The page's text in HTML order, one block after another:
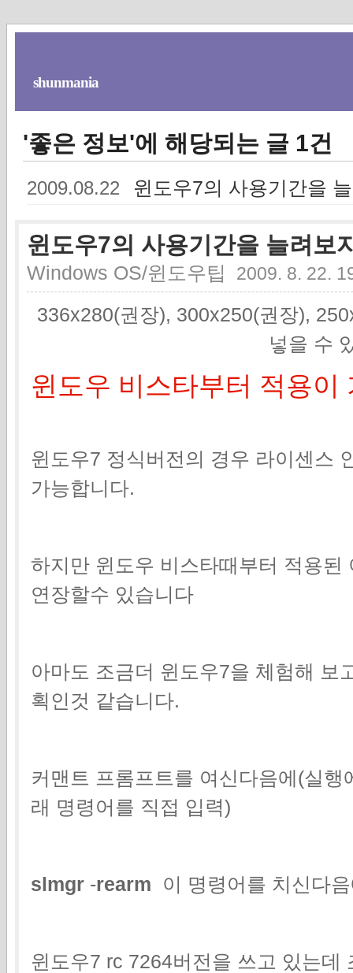
shunmania
'좋은 정보'에 해당되는 글 1건
2009.08.22 윈도우7의 사용기간을
윈도우7의 사용기간을 늘려보
Windows OS/윈도우팁 2009. 8. 22.
336x280(권장), 300x250(권장),
넣을 수
윈도우 비스타부터 적용이
윈도우7 정식버전의 경우 라이센스
가능합니다.
하지만 윈도우 비스타때부터 적용
연장할수 있습니다
아마도 조금더 윈도우7을 체험해 보
획인것 같습니다.
커맨트 프롬프트를 여신다음에(실
래 명령어를 직접 입력)
slmgr -rearm 이 명령어를 치신다
윈도우7 rc 7264버전을 쓰고 있는